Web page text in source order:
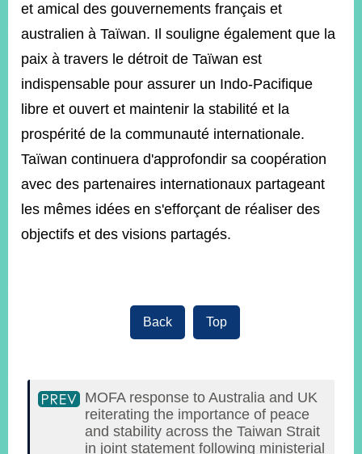
et amical des gouvernements français et
australien à Taïwan. Il souligne également que la
paix à travers le détroit de Taïwan est
indispensable pour assurer un Indo-Pacifique
libre et ouvert et maintenir la stabilité et la
prospérité de la communauté internationale.
Taïwan continuera d'approfondir sa coopération
avec des partenaires internationaux partageant
les mêmes idées en s'efforçant de réaliser des
objectifs et des visions partagés.
Back Top
MOFA response to Australia and UK
reiterating the importance of peace
and stability across the Taiwan Strait
in joint statement following ministerial